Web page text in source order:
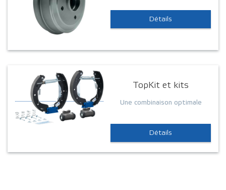
Détails
TopKit et kits
Une combinaison optimale
Détails